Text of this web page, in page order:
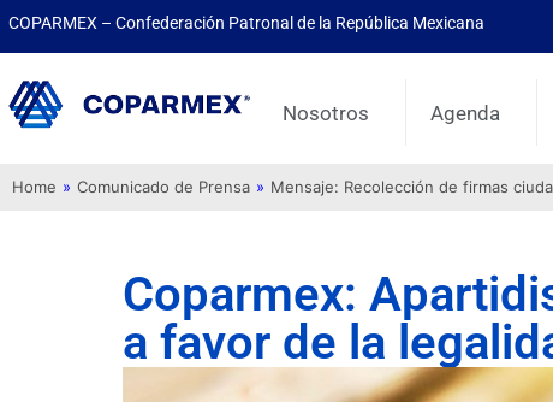
COPARMEX – Confederación Patronal de la República Mexicana
Nosotros Agenda
Home » Comunicado de Prensa » Mensaje: Recolección de firmas
Coparmex:
a favor de la